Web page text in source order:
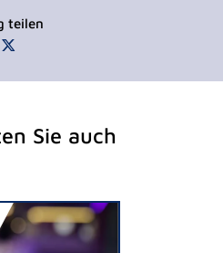
teilen
Sie auch